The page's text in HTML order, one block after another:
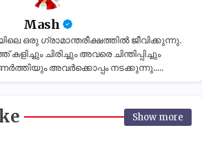
Mash
ഒരു ഗ്രാമാന്തരീക്ഷത്തിൽ ജീവിക്കുന്നു.
ചിരിച്ചും അവരെ ചിന്തിപ്പിച്ചും
അവർക്കൊപ്പം നടക്കുന്നു.....
Show more